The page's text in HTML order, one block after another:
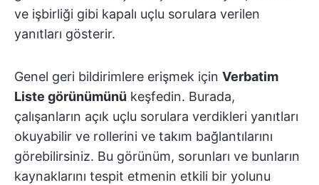
ve işbirliği gibi kapalı uçlu sorulara verilen
yanıtları gösterir.
Genel geri bildirimlere erişmek için Verbatim
Liste görünümünü keşfedin. Burada,
çalışanların açık uçlu sorulara verdikleri yanıtları
okuyabilir ve rollerini ve takım bağlantılarını
görebilirsiniz. Bu görünüm, sorunları ve bunların
kaynaklarını tespit etmenin etkili bir yolunu